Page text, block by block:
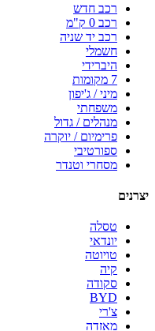
רכב חדש
רכב 0 ק"מ
רכב יד שניה
חשמלי
היברידי
7 מקומות
מיני / ג'יפון
משפחתי
מנהלים / גדול
פרימיום / יוקרה
ספורטיבי
מסחרי וטנדר
יצרנים
טסלה
יונדאי
טויוטה
קיה
סקודה
BYD
צ'רי
מאזדה